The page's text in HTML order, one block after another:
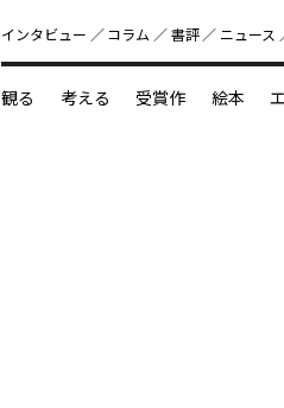
好書好日
インタビュー コラム 書評 ニュース
観る 考える 受賞作 絵本